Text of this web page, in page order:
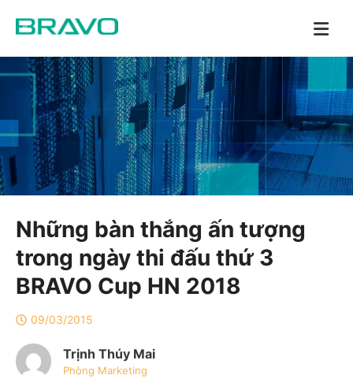
Những bàn thắng ấn tượng
trong ngày thi đấu thứ 3
BRAVO Cup HN 2018
09/03/2015
Trịnh Thúy Mai
Phòng Marketing